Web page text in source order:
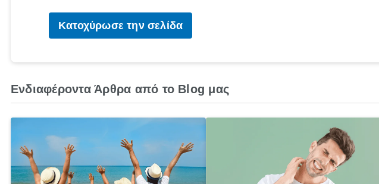
Κατοχύρωσε την σελίδα
Ενδιαφέροντα Άρθρα από το Blog μας